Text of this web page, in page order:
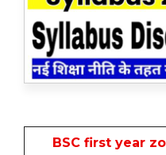
BSC first year